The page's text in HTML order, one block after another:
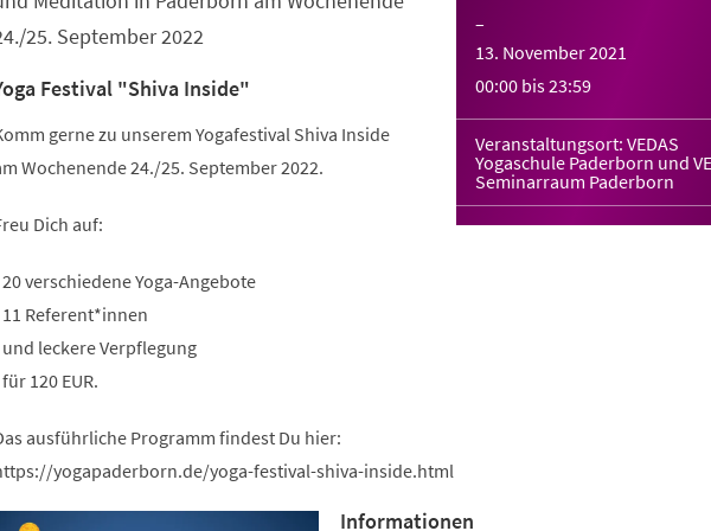
–
13. November 2021
00:00 bis23:59
Veranstaltungsort: VEDAS
Yogaschule Paderborn und
Seminarraum Paderborn
25. September 2022
Festival "Shiva Inside"
gerne zu unserem Yogafestival Shiva Inside
Wochenende 24./25. September 2022.
Dich auf:
verschiedene Yoga-Angebote
Referent*innen
leckere Verpflegung
120 EUR.
ausführliche Programm findest Du hier:
yogapaderborn.de/yoga-festival-shiva-inside.html
Informationen